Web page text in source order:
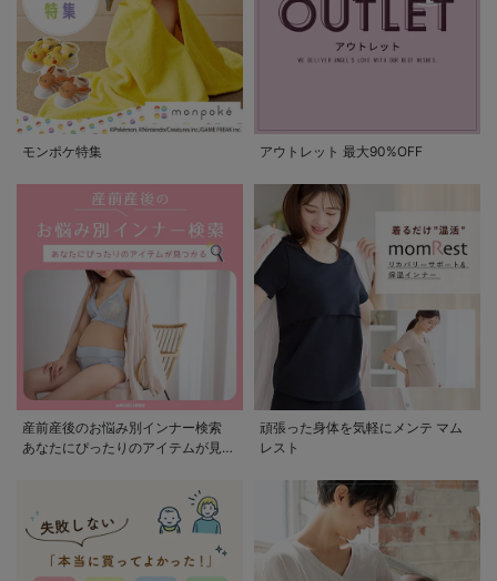
モンポケ特集 アウトレット 最大90%OFF
産前産後のお悩み別インナー検索
あなたにぴったりのアイテムが見つ
頑張った身体を気軽にメンテ マム
レスト